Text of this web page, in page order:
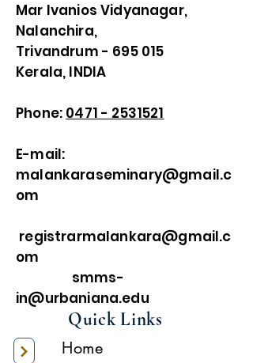
Mar Ivanios Vidyanagar,
Nalanchira,
Trivandrum - 695 015
Kerala, INDIA
Phone: 0471 - 2531521
E-mail:
malankaraseminary@gmail.c
om
registrarmalankara@gmail.c
om
smms-
in@urbaniana.edu
Quick Links
Home